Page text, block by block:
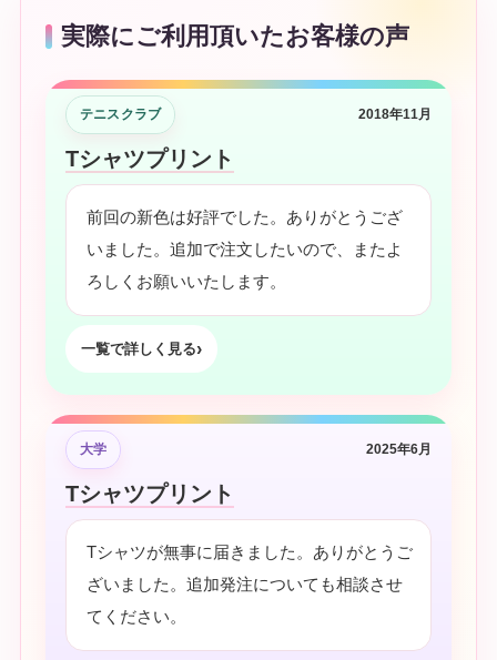
実際にご利用頂いたお客様の声
テニスクラブ 2018年11月
Tシャツプリント
前回の新色は好評でした。ありがとうござ
いました。追加で注文したいので、またよ
ろしくお願いいたします。
一覧で詳しく見る
大学 2025年6月
Tシャツプリント
Tシャツが無事に届きました。ありがとうご
ざいました。追加発注についても相談させ
てください。